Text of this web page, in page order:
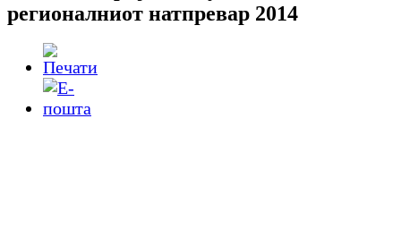
регионалниот натпревар 2014